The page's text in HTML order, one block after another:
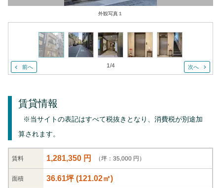
外観写真１
前へ 1/4 次へ
賃貸情報
※当サイトの表記はすべて税抜きとなり、消費税が別途加
算されます。
賃料 1,281,350 円 （坪：35,000 円）
面積 36.61坪(121.02㎡)